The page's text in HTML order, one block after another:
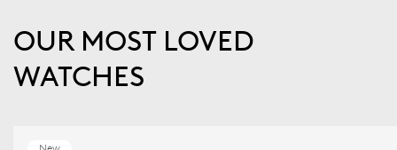
OUR MOST LOVED
WATCHES